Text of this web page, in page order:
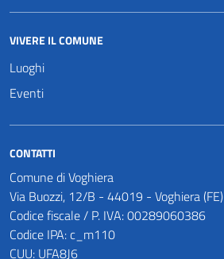
VIVERE IL COMUNE
Luoghi
Eventi
CONTATTI
Comune di Voghiera
Via Buozzi, 12/B - 44019 - Voghiera (FE)
Codice fiscale / P. IVA: 00289060386
Codice IPA: c_m110
CUU: UFA8J6